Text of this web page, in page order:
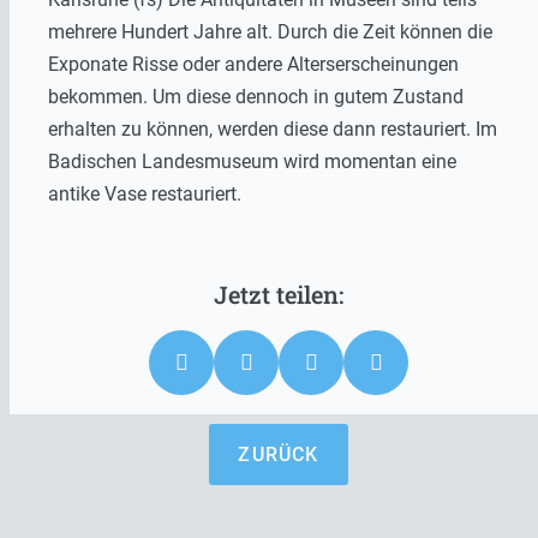
mehrere Hundert Jahre alt. Durch die Zeit können die
Exponate Risse oder andere Alterserscheinungen
bekommen. Um diese dennoch in gutem Zustand
erhalten zu können, werden diese dann restauriert. Im
Badischen Landesmuseum wird momentan eine
antike Vase restauriert.
ZURÜCK